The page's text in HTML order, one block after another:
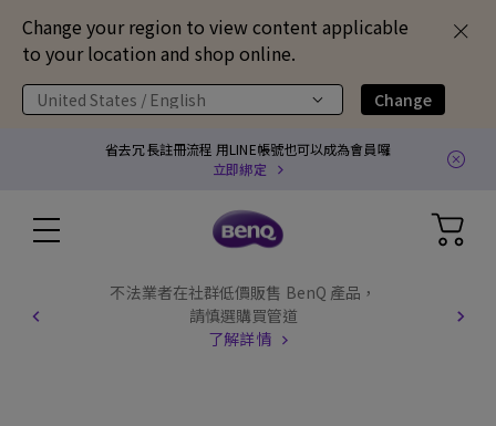
Change your region to view content applicable
to your location and shop online.
United States / English Change
省去冗長註冊流程 用LINE帳號也可以成為會員囉
立即綁定
不法業者在社群低價販售 BenQ 產品，
請慎選購買管道
了解詳情